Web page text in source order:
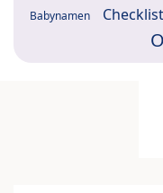
Babynamen